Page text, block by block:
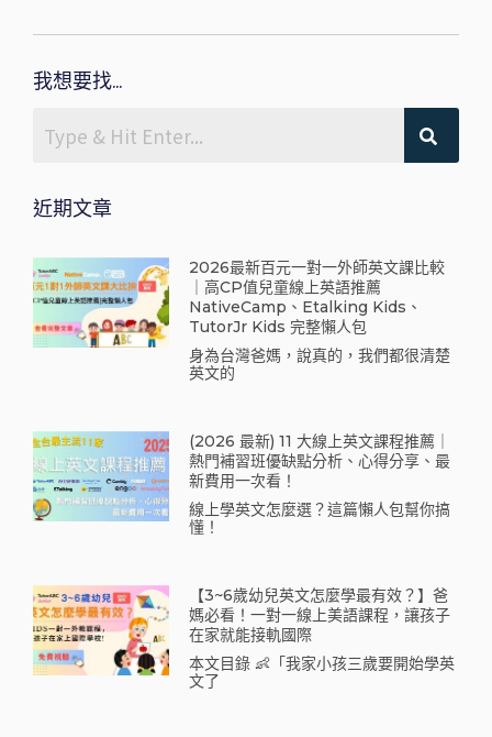
我想要找...
近期文章
2026最新百元一對一外師英文課比較
｜高CP值兒童線上英語推薦
NativeCamp、Etalking Kids、
TutorJr Kids 完整懶人包
身為台灣爸媽，說真的，我們都很清楚
英文的
(2026 最新) 11 大線上英文課程推薦｜
熱門補習班優缺點分析、心得分享、最
新費用一次看！
線上學英文怎麼選？這篇懶人包幫你搞
懂！
【3~6歲幼兒英文怎麼學最有效？】爸
媽必看！一對一線上美語課程，讓孩子
在家就能接軌國際
本文目錄 👶「我家小孩三歲要開始學英
文了